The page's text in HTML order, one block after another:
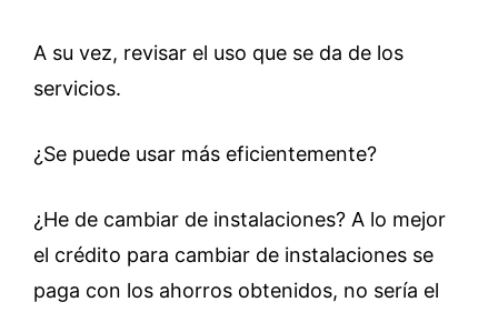
A su vez, revisar el uso que se da de los
servicios.
¿Se puede usar más eficientemente?
¿He de cambiar de instalaciones? A lo mejor
el crédito para cambiar de instalaciones se
paga con los ahorros obtenidos, no sería el